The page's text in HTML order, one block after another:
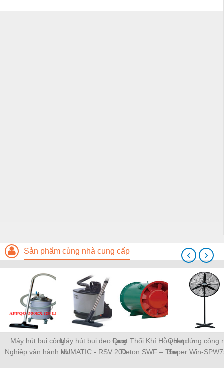
Sản phẩm cùng nhà cung cấp
Máy hút bụi công
Nghiệp vận hành khí
Máy hút bụi đeo lưng
NUMATIC - RSV 200
Quạt Thổi Khí Hỗn Hợp
Deton SWF – The
Quạt đứng công
Super Win-
‹ ›